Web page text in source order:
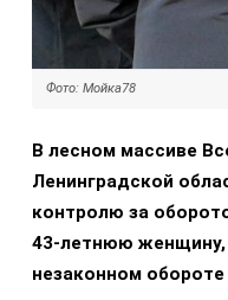
Фото: Мойка78
В лесном массиве
Ленинградской
контролю за
43-летнюю женщину,
незаконном